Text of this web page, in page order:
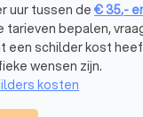
uur tussen de €35,-
tarieven bepalen,
een schilder kost
wensen zijn.
kosten